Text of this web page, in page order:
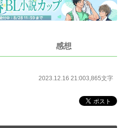
感想
2023.12.16 21:003,865文字